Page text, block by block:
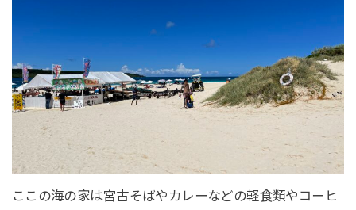
ここの海の家は宮古そばやカレーなどの軽食類やコーヒ